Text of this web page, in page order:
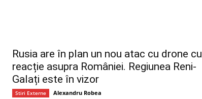
Rusia are în plan un nou atac cu drone cu
reacție asupra României. Regiunea Reni-
Galați este în vizor
Stiri Externe Alexandru Robea